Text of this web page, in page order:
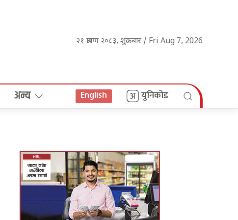
२१ श्रावण २०८३, शुक्रबार / Fri Aug 7, 2026
अन्य English युनिकोड